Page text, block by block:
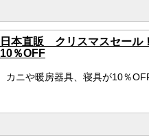
日本直販 クリスマスセール
10％OFF
カニや暖房器具、寝具が10％